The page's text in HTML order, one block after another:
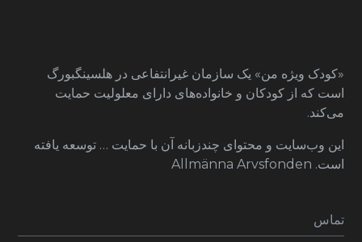
«کودک ویژه من» یک سازمان غیرانتفاعی در هلسینگبورگ
است که از کودکان و خانواده‌های دارای معلولیت حمایت
می‌کند.
این وب‌سایت و محتوای چندزبانه آن با حمایت … توسعه یافته
است. Allmänna Arvsfonden
تماس